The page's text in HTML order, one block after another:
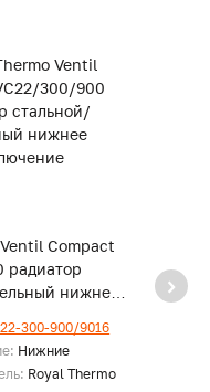
Compact
радиатор
нижнее
300-900/9016
Нижние
Royal Thermo